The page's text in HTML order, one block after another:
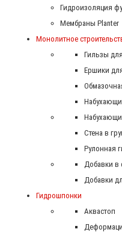
Гидроизоляция
Мембраны Planter
Монолитное
Гильзы
Ершики
Стена в
Рулонная
Добавки в
Добавки
Гидрошпонки
Аквастоп